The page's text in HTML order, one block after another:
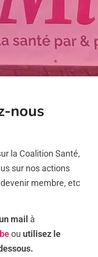
nous
la Coalition Santé,
sur nos actions
membre, etc
mail à
ou utilisez le